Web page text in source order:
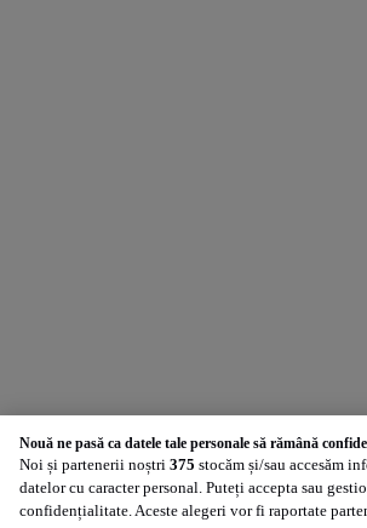
Nouă ne pasă ca datele tale personale să rămână
Noi și partenerii noștri 375 stocăm și/sau accesăm
datelor cu caracter personal. Puteți accepta sau
confidențialitate. Aceste alegeri vor fi raportate